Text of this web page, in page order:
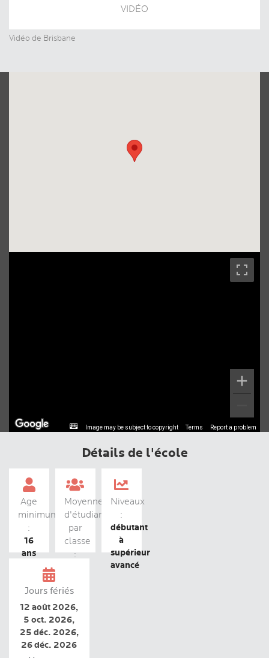
VIDÉO
Vidéo de Brisbane
Image may be subject to copyright Terms Report a problem
Détails de l'école
Age
minimum
:
16
ans
Moyenne
d'étudiants
par
classe
:
Niveaux
:
débutant
à
supérieur
avancé
Jours fériés
12 août 2026,
5 oct. 2026,
25 déc. 2026,
26 déc. 2026